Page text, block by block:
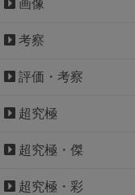
画像
考察
評価・考察
超究極
超究極・傑
超究極・彩